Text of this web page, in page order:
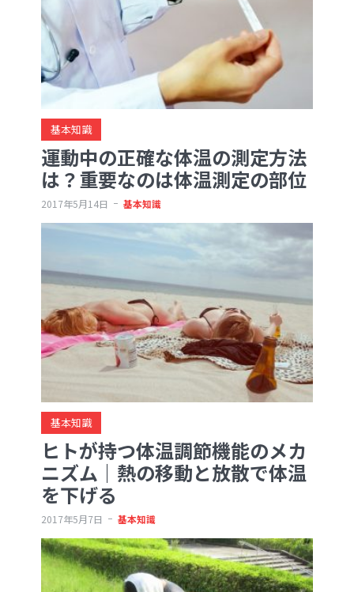
基本知識
運動中の正確な体温の測定方法
は？重要なのは体温測定の部位
2017年5月14日 基本知識
基本知識
ヒトが持つ体温調節機能のメカ
ニズム｜熱の移動と放散で体温
を下げる
2017年5月7日 基本知識